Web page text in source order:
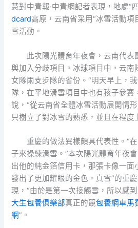
慧對中青報·中青網記者表現，地處“
dcard高原，云南省采用“冰雪活動項
雪活動。
此次陽光體育年夜會，云南代表
與加入分歧項目。冰球項目中，云南
女隊兩支步隊的省份。“明天早上，
隊，在平地滑雪項目中也有孩子參賽
說，“從云南省全體冰雪活動展開情
只樹立了對冰雪的熟悉，並且在程度
重慶的做法異樣頗具代表性。“
子來操練滑雪。”本次陽光體育年夜
出他的純金箔信用卡，那張卡像一面
發出了更加耀眼的金色。真雪”的重
現，“由於是第一次接觸雪，所以感
大生包養俱樂部真正的競包養網車馬
網”。